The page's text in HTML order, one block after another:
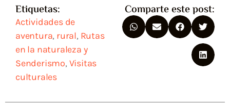
Etiquetas:
Actividades de
aventura, rural, Rutas
en la naturaleza y
Senderismo, Visitas
culturales
Comparte este post: